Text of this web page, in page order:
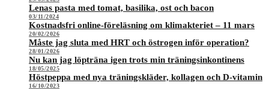
Lenas pasta med tomat, basilika, ost och bacon
03/11/2024
Kostnadsfri online-föreläsning om klimakteriet – 11 mars
20/02/2026
Måste jag sluta med HRT och östrogen inför operation?
28/01/2026
Nu kan jag löpträna igen trots min träningsinkontinens
18/05/2025
Höstpeppa med nya träningskläder, kollagen och D-vitamin
16/10/2023